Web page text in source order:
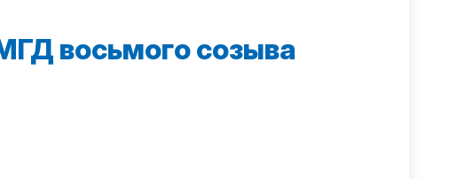
восьмого созыва